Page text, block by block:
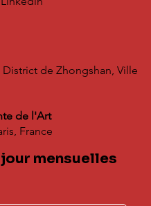
de Zhongshan, Ville
de l'Art
France
mensuelles